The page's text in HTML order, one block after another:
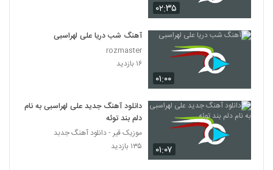
۰۲:۳۵
۰۱:۰۰
آهنگ شب دریا علی لهراسبی
rozmaster
۱۶ بازدید
۰۱:۰۷
دانلود آهنگ جدید علی لهراسبی به نام
دلم بند توئه
موزیک قیر - دانلود آهنگ جدبد
۱۳۵ بازدید